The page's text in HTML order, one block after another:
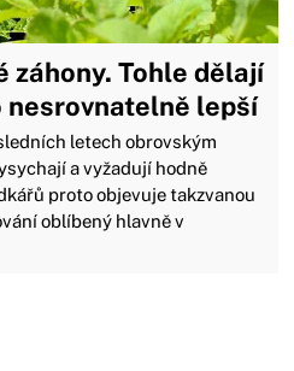
záhony. Tohle dělají
nesrovnatelně lepší
letech obrovským
a vyžadují hodně
proto objevuje takzvanou
oblíbený hlavně v